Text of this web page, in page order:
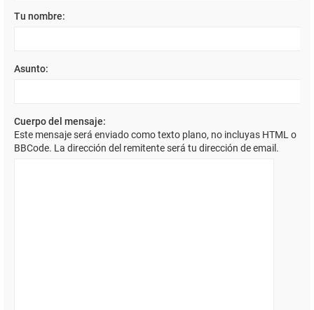
Tu nombre:
Asunto:
Cuerpo del mensaje:
Este mensaje será enviado como texto plano, no incluyas HTML o
BBCode. La dirección del remitente será tu dirección de email.